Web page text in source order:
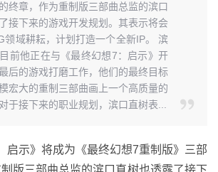
终章，作为重制版三部曲总监的滨口
接下来的游戏开发规划。其表示将会
领域耕耘，计划打造一个全新IP。 滨
前他正在与《最终幻想7：启示》开
后的游戏打磨工作，他们的最终目标
宏大的重制三部曲画上一个高质量的
于接下来的职业规划，滨口直树表...
示》将成为《最终幻想7重制版》三部